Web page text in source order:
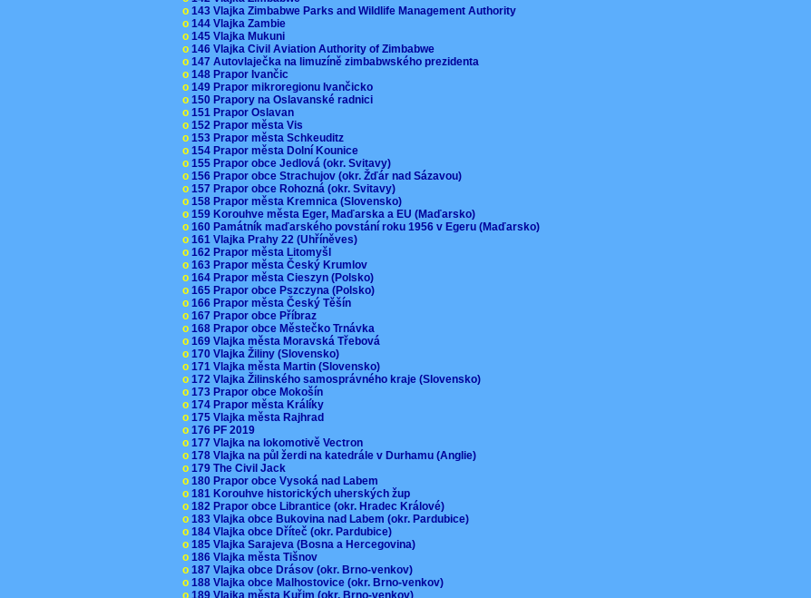
o 143 Vlajka Zimbabwe Parks and Wildlife Management Authority
o 144 Vlajka Zambie
o 145 Vlajka Mukuni
o 146 Vlajka Civil Aviation Authority of Zimbabwe
o 147 Autovlaječka na limuzíně zimbabwského prezidenta
o 148 Prapor Ivančic
o 149 Prapor mikroregionu Ivančicko
o 150 Prapory na Oslavanské radnici
o 151 Prapor Oslavan
o 152 Prapor města Vis
o 153 Prapor města Schkeuditz
o 154 Prapor města Dolní Kounice
o 155 Prapor obce Jedlová (okr. Svitavy)
o 156 Prapor obce Strachujov (okr. Žďár nad Sázavou)
o 157 Prapor obce Rohozná (okr. Svitavy)
o 158 Prapor města Kremnica (Slovensko)
o 159 Korouhve města Eger, Maďarska a EU (Maďarsko)
o 160 Památník maďarského povstání roku 1956 v Egeru (Maďarsko)
o 161 Vlajka Prahy 22 (Uhříněves)
o 162 Prapor města Litomyšl
o 163 Prapor města Český Krumlov
o 164 Prapor města Cieszyn (Polsko)
o 165 Prapor obce Pszczyna (Polsko)
o 166 Prapor města Český Těšín
o 167 Prapor obce Příbraz
o 168 Prapor obce Městečko Trnávka
o 169 Vlajka města Moravská Třebová
o 170 Vlajka Žiliny (Slovensko)
o 171 Vlajka města Martin (Slovensko)
o 172 Vlajka Žilinského samosprávného kraje (Slovensko)
o 173 Prapor obce Mokošín
o 174 Prapor města Králíky
o 175 Vlajka města Rajhrad
o 176 PF 2019
o 177 Vlajka na lokomotivě Vectron
o 178 Vlajka na půl žerdi na katedrále v Durhamu (Anglie)
o 179 The Civil Jack
o 180 Prapor obce Vysoká nad Labem
o 181 Korouhve historických uherských žup
o 182 Prapor obce Librantice (okr. Hradec Králové)
o 183 Vlajka obce Bukovina nad Labem (okr. Pardubice)
o 184 Vlajka obce Dříteč (okr. Pardubice)
o 185 Vlajka Sarajeva (Bosna a Hercegovina)
o 186 Vlajka města Tišnov
o 187 Vlajka obce Drásov (okr. Brno-venkov)
o 188 Vlajka obce Malhostovice (okr. Brno-venkov)
o 189 Vlajka města Kuřim (okr. Brno-venkov)